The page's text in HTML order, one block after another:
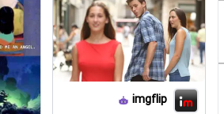
imgflip